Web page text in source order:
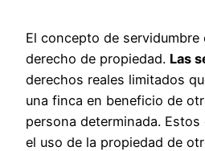
El concepto de servidumbre
derecho de propiedad. Las
derechos reales limitados
una finca en beneficio de
persona determinada.
el uso de la propiedad de